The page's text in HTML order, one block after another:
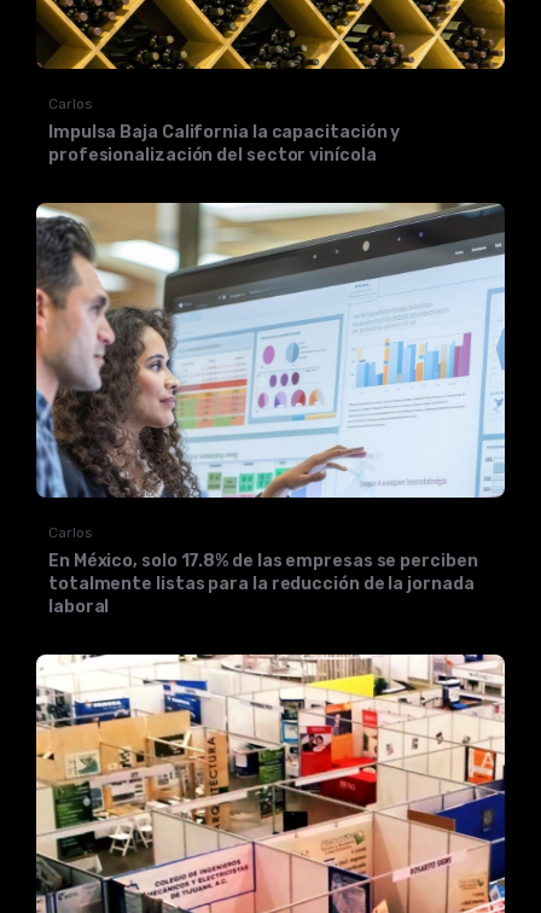
Carlos
Impulsa Baja California la capacitación y
profesionalización del sector vinícola
Carlos
En México, solo 17.8% de las empresas se perciben
totalmente listas para la reducción de la jornada
laboral